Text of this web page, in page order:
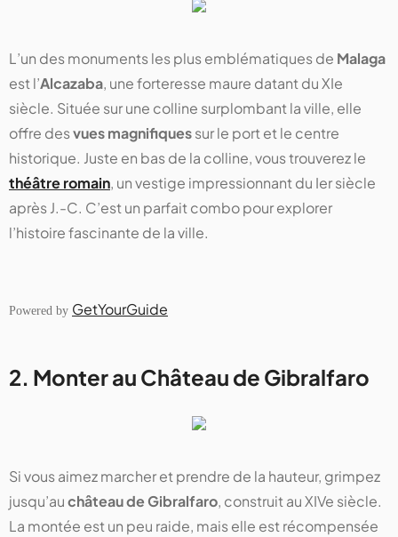
L’un des monuments les plus emblématiques de Malaga
est l’Alcazaba, une forteresse maure datant du XIe
siècle. Située sur une colline surplombant la ville, elle
offre desvues magnifiquessur le port et le centre
historique. Juste en bas de la colline, vous trouverez le
théâtre romain, un vestige impressionnant du Ier siècle
après J.-C. C’est un parfait combo pour explorer
l’histoire fascinante de la ville.
Powered by GetYourGuide
2. Monter au Château de Gibralfaro
Si vous aimez marcher et prendre de la hauteur, grimpez
jusqu’auchâteau de Gibralfaro, construit au XIVe siècle.
La montée est un peu raide, mais elle est récompensée